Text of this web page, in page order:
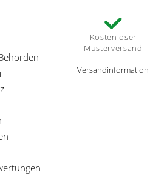
Kostenloser
Musterversand
Versandinformation